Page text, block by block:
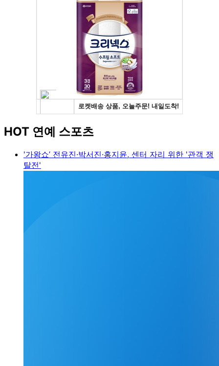
HOT 연예 스포츠
'가왕쇼’ 전유진·박서진·홍지윤, 센터 자리 위한 '관객 쟁
탈전'